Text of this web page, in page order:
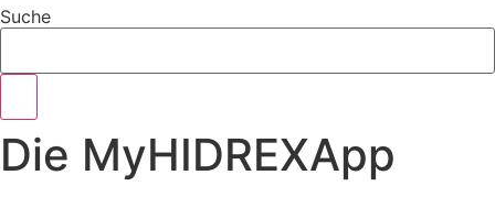
Suche
Die MyHIDREXApp